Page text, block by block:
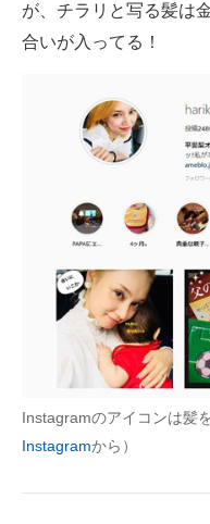
が、チラリと写る髪は
合いが入ってる！
Instagramのアイコンは髪
Instagramから）